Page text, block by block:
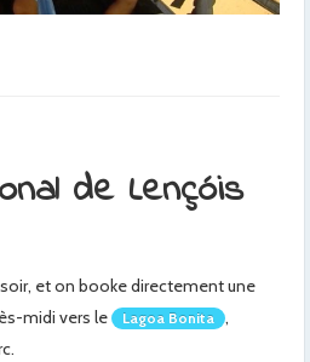
de Lençóis
soir, et on booke directement une
midi vers le
Lagoa Bonita
,